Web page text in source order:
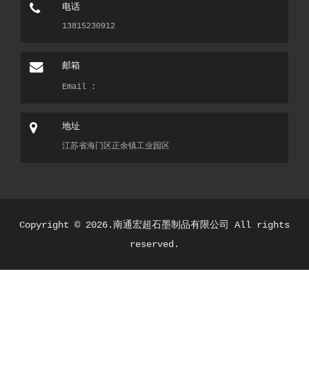
电话
13815230912
邮箱
Email :
地址
江苏省海门区正余镇工业园区
Copyright © 2026.南通宏超石墨制品有限公司 All rights
reserved.